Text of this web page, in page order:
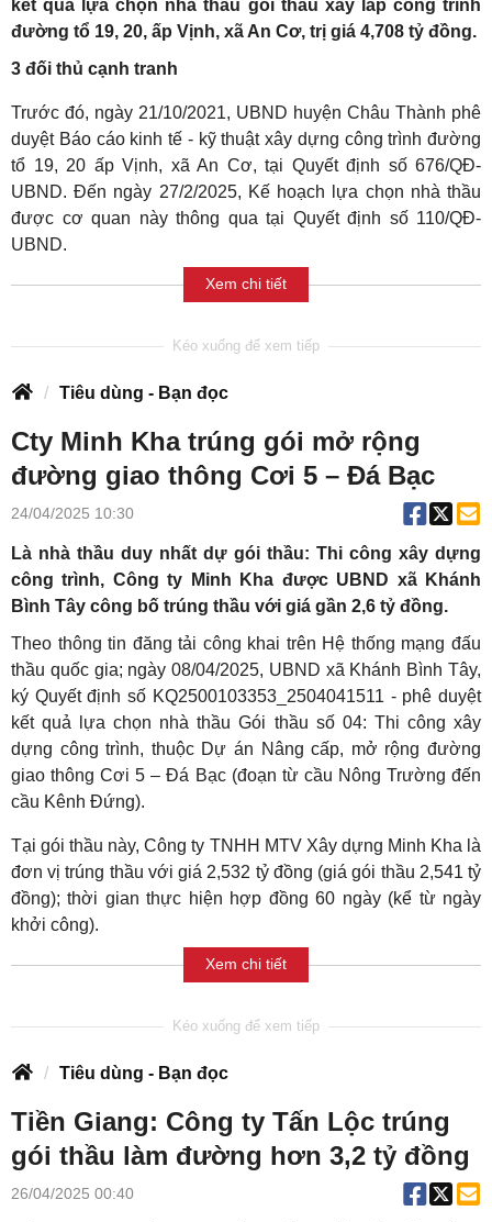
kết quả lựa chọn nhà thầu gói thầu xây lắp công trình
đường tổ 19, 20, ấp Vịnh, xã An Cơ, trị giá 4,708 tỷ đồng.
3 đối thủ cạnh tranh
Trước đó, ngày 21/10/2021, UBND huyện Châu Thành phê
duyệt Báo cáo kinh tế - kỹ thuật xây dựng công trình đường
tổ 19, 20 ấp Vịnh, xã An Cơ, tại Quyết định số 676/QĐ-
UBND. Đến ngày 27/2/2025, Kế hoạch lựa chọn nhà thầu
được cơ quan này thông qua tại Quyết định số 110/QĐ-
UBND.
Xem chi tiết
Tiêu dùng - Bạn đọc
Cty Minh Kha trúng gói mở rộng
đường giao thông Cơi 5 – Đá Bạc
24/04/2025 10:30
Là nhà thầu duy nhất dự gói thầu: Thi công xây dựng
công trình, Công ty Minh Kha được UBND xã Khánh
Bình Tây công bố trúng thầu với giá gần 2,6 tỷ đồng.
Theo thông tin đăng tải công khai trên Hệ thống mạng đấu
thầu quốc gia; ngày 08/04/2025, UBND xã Khánh Bình Tây,
ký Quyết định số KQ2500103353_2504041511 - phê duyệt
kết quả lựa chọn nhà thầu Gói thầu số 04: Thi công xây
dựng công trình, thuộc Dự án Nâng cấp, mở rộng đường
giao thông Cơi 5 – Đá Bạc (đoạn từ cầu Nông Trường đến
cầu Kênh Đứng).
Tại gói thầu này, Công ty TNHH MTV Xây dựng Minh Kha là
đơn vị trúng thầu với giá 2,532 tỷ đồng (giá gói thầu 2,541 tỷ
đồng); thời gian thực hiện hợp đồng 60 ngày (kể từ ngày
khởi công).
Xem chi tiết
Tiêu dùng - Bạn đọc
Tiền Giang: Công ty Tấn Lộc trúng
gói thầu làm đường hơn 3,2 tỷ đồng
26/04/2025 00:40